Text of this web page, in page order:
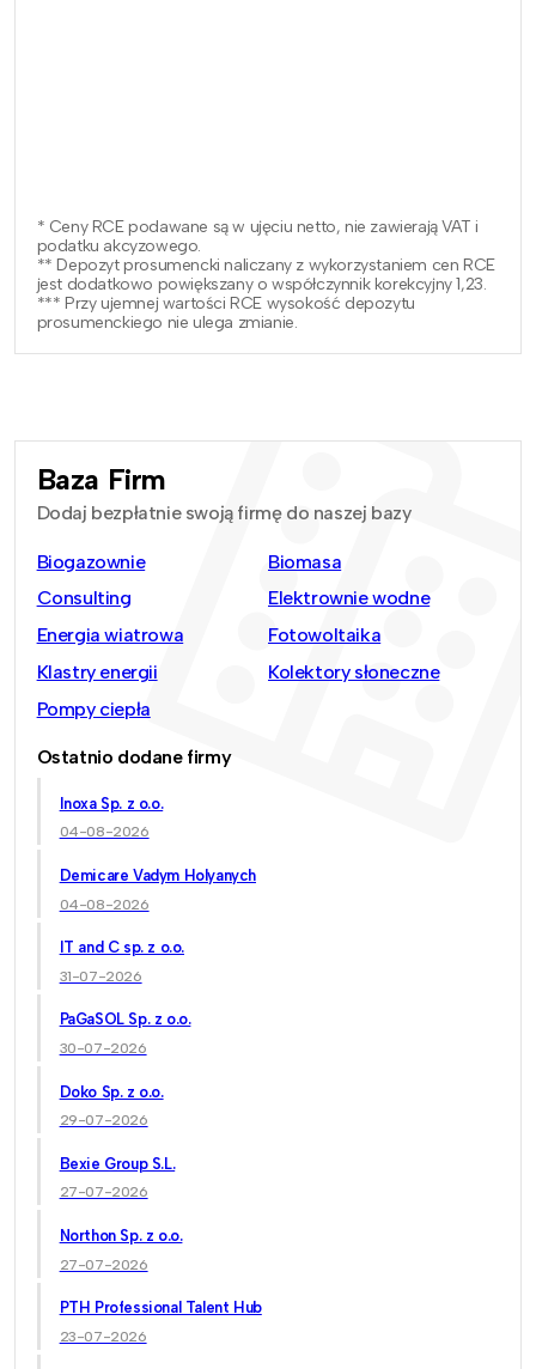
* Ceny RCE podawane są w ujęciu netto, nie zawierają VAT i
podatku akcyzowego.
** Depozyt prosumencki naliczany z wykorzystaniem cen RCE
jest dodatkowo powiększany o współczynnik korekcyjny 1,23.
*** Przy ujemnej wartości RCE wysokość depozytu
prosumenckiego nie ulega zmianie.
Baza Firm
Dodaj bezpłatnie swoją firmę do naszej bazy
Biogazownie
Biomasa
Consulting
Elektrownie wodne
Energia wiatrowa
Fotowoltaika
Klastry energii
Kolektory słoneczne
Pompy ciepła
Ostatnio dodane firmy
Inoxa Sp. z o.o.
04-08-2026
Demicare Vadym Holyanych
04-08-2026
IT and C sp. z o.o.
31-07-2026
PaGaSOL Sp. z o.o.
30-07-2026
Doko Sp. z o.o.
29-07-2026
Bexie Group S.L.
27-07-2026
Northon Sp. z o.o.
27-07-2026
PTH Professional Talent Hub
23-07-2026